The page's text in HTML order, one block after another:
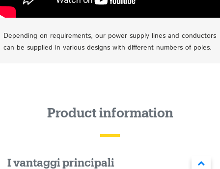
Depending on requirements, our power supply lines and conductors
can be supplied in various designs with different numbers of poles.
Product information
I vantaggi principali